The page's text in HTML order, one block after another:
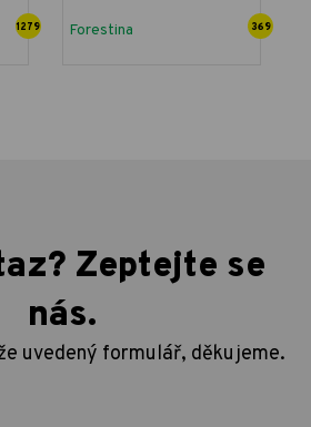
1279 Forestina 369
Zeptejte se
nás.
uvedený formulář, děkujeme.